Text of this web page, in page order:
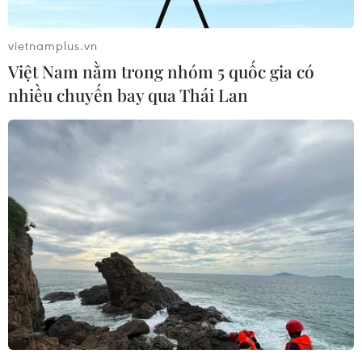
Buýt 2 tầng mui trần trung bình 7
khách/lượt, Sở GTVT Hà Nội nói gì?
29/10/2018 00:43
Lượng hành khách tuyến buýt 2 tầng City Tour này còn
thấp do đây là một sản phẩm du lịch nên đối tượng
phục vụ chính là du khách nên cần thời gian xây dựng,
quảng bá sản phẩm.
vietnamplus.vn
Việt Nam nằm trong nhóm 5 quốc gia có
nhiều chuyến bay qua Thái Lan